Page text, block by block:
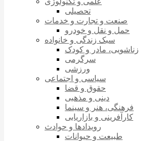
تحصیلی
صنعت و تجارت و خدمات
حمل و نقل و خودرو
سبک زندگی و خانواده
زناشویی، مادر و کودک
سرگرمی
ورزشی
سیاسی و اجتماعی
حقوق و قضا
دینی و مذهبی
فرهنگی، هنر و سینما
کارآفرینی و بازاریابی
رویدادها و حوادث
طبیعت و حیوانات